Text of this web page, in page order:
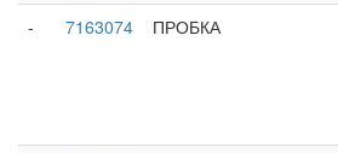
-
7163074 ПРОБКА